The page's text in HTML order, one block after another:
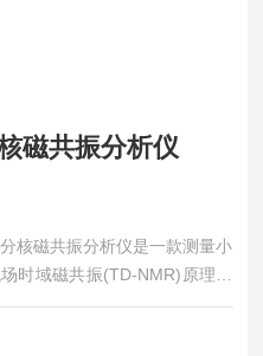
磁共振分析仪
核磁共振分析仪是一款测量小
时域磁共振(TD-NMR)原理，
分的含量。仪器通过定量磁共